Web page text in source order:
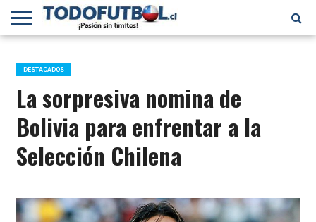
PRIMERA
B
SELECCIÓN
CHILENA
CHILENOS
EN EL
MUNDO
FÚTBOL
INTERNACIONAL
DESTACADOS
La sorpresiva nomina de
Bolivia para enfrentar a la
Selección Chilena